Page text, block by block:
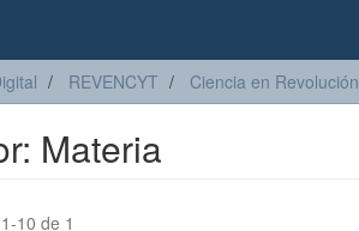
REVENCYT Ciencia en Revolución
Materia
10 de 1